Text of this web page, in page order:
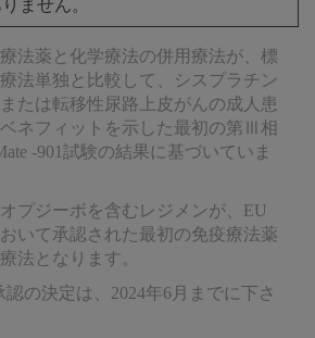
ません。
法薬と化学療法の併用療法が、標
法単独と比較して、シスプラチン
たは転移性尿路上皮がんの成人患
ネフィットを示した最初の第Ⅲ相
-901試験の結果に基づいていま
プジーボを含むレジメンが、EU
いて承認された最初の免疫療法薬
法となります。
の決定は、2024年6月までに下さ